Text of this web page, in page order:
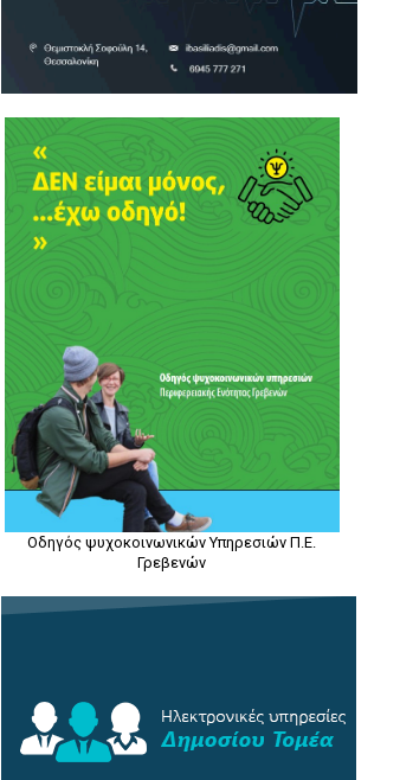
Οδηγός ψυχοκοινωνικών Υπηρεσιών Π.Ε.
Γρεβενών